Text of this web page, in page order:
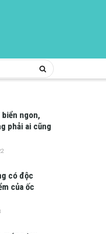
biển ngon,
phải ai cũng
có độc
của ốc